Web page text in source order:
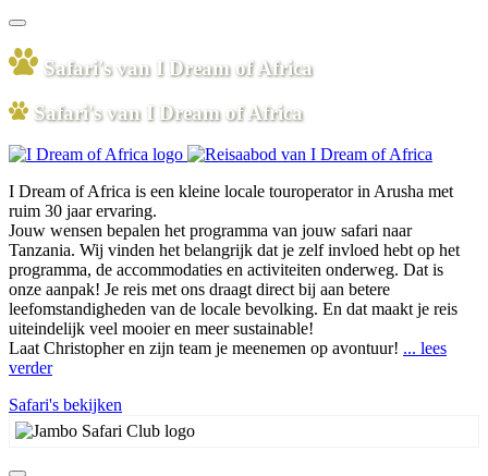
Safari's van I Dream of Africa
Safari's van I Dream of Africa
I Dream of Africa is een kleine locale touroperator in Arusha met
ruim 30 jaar ervaring.
Jouw wensen bepalen het programma van jouw safari naar
Tanzania. Wij vinden het belangrijk dat je zelf invloed hebt op het
programma, de accommodaties en activiteiten onderweg. Dat is
onze aanpak! Je reis met ons draagt direct bij aan betere
leefomstandigheden van de locale bevolking. En dat maakt je reis
uiteindelijk veel mooier en meer sustainable!
Laat Christopher en zijn team je meenemen op avontuur! ... lees
verder
Safari's bekijken